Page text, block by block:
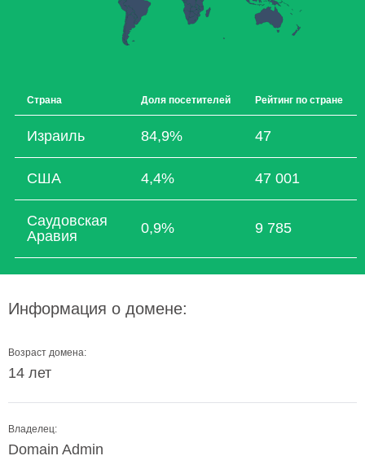
Страна Доля посетителей Рейтинг по стране
Израиль 84,9% 47
США 4,4% 47 001
Саудовская
Аравия
0,9% 9 785
Информация о домене:
Возраст домена:
14 лет
Владелец:
Domain Admin